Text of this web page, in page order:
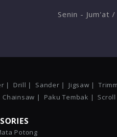
Senin - Jum'at
| Drill | Sander | Jigsaw |
Chainsaw | Paku Tembak |
Potong